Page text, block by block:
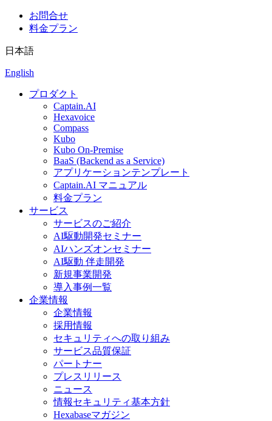
お問合せ
料金プラン
日本語
English
プロダクト
Captain.AI
Hexavoice
Compass
Kubo
Kubo On-Premise
BaaS (Backend as a Service)
アプリケーションテンプレート
Captain.AI マニュアル
料金プラン
サービス
サービスのご紹介
AI駆動開発セミナー
AIハンズオンセミナー
AI駆動 伴走開発
新規事業開発
導入事例一覧
企業情報
企業情報
採用情報
セキュリティへの取り組み
サービス品質保証
パートナー
プレスリリース
ニュース
情報セキュリティ基本方針
Hexabaseマガジン